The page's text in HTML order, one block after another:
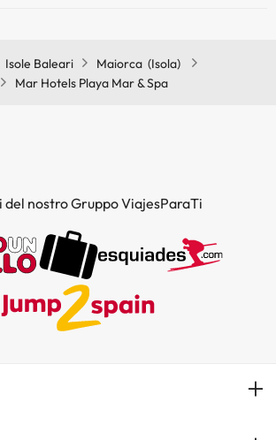
Isole Baleari
Maiorca (Isola)
Mar Hotels Playa Mar & Spa
nostro Gruppo ViajesParaTi